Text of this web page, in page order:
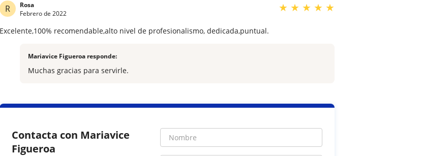
R
Rosa
Febrero de 2022
★ ★ ★ ★ ★
Excelente,100% recomendable,alto nivel de profesionalismo, dedicada,puntual.
Mariavice Figueroa responde:
Muchas gracias para servirle.
Contacta con Mariavice
Figueroa